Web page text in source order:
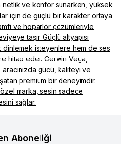
netlik ve konfor sunarken, yüksek
için de güçlü bir karakter ortaya
ve hoparlör çözümleriyle
taşır. Güçlü altyapısı
dinlemek isteyenlere hem de ses
hitap eder. Cerwin Vega,
gücü, kaliteyi ve
premium bir deneyimdir.
marka, sesin sadece
sağlar.
Aboneliği